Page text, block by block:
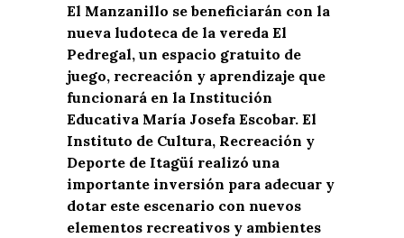
El Manzanillo se beneficiarán con la
nueva ludoteca de la vereda El
Pedregal, un espacio gratuito de
juego, recreación y aprendizaje que
funcionará en la Institución
Educativa María Josefa Escobar. El
Instituto de Cultura, Recreación y
Deporte de Itagüí realizó una
importante inversión para adecuar y
dotar este escenario con nuevos
elementos recreativos y ambientes